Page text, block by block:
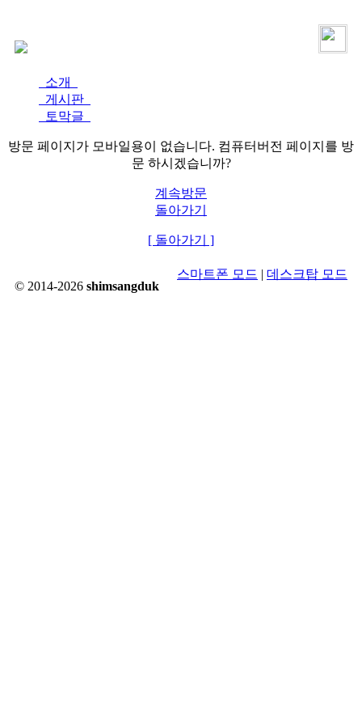
소개
게시판
토막글
방문 페이지가 모바일용이 없습니다. 컴퓨터버전 페이지를 방
문 하시겠습니까?
계속방문
돌아가기
[ 돌아가기 ]
© 2014-2026 shimsangduk
스마트폰 모드 | 데스크탑 모드